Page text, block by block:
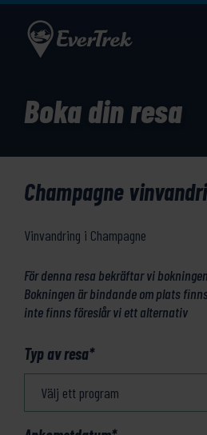
Boka din resa
Champagne
Vinvandring i Champagne
För denna resa bekräftar vi
Bokningen är bindande om plats
inte finns föreslår vi ett alternativ
Typ av resa*